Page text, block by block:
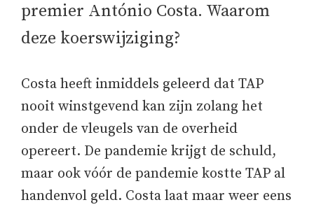
premier António Costa. Waarom
deze koerswijziging?
Costa heeft inmiddels geleerd dat TAP
nooit winstgevend kan zijn zolang het
onder de vleugels van de overheid
opereert. De pandemie krijgt de schuld,
maar ook vóór de pandemie kostte TAP al
handenvol geld. Costa laat maar weer eens